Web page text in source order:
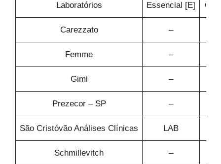
Laboratórios Essencial [E]
Carezzato –
Femme –
Gimi –
Prezecor – SP –
São Cristóvão Análises Clínicas LAB
Schmillevitch –